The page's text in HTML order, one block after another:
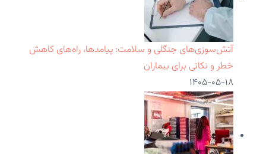
آتش‌سوزی‌های جنگلی و سلامت: پیامدها، راه‌های کاهش
خطر و نکاتی برای بیماران
۱۴۰۵-۰۵-۱۸